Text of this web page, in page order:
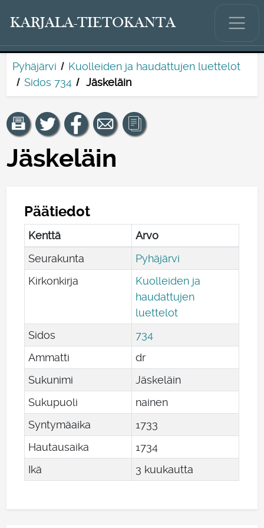
KARJALA-TIETOKANTA
Pyhäjärvi
Kuolleiden ja haudattujen luettelot
Sidos 734
Jäskeläin
Jäskeläin
Päätiedot
Kenttä
Arvo
Seurakunta
Pyhäjärvi
Kirkonkirja
Kuolleiden ja
haudattujen
luettelot
Sidos
734
Ammatti
dr
Sukunimi
Jäskeläin
Sukupuoli
nainen
Syntymäaika
1733
Hautausaika
1734
Ikä
3 kuukautta